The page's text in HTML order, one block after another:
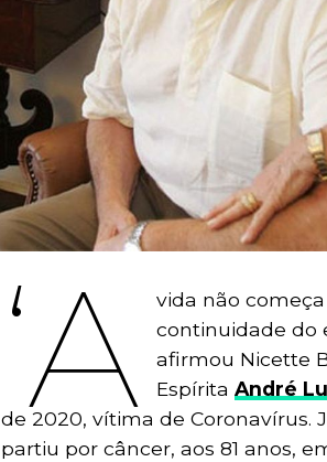
‘A
vida não
continuidade do
afirmou Nicette
Espírita André
de 2020, vítima de Coronavírus.
partiu por câncer, aos 81 anos,